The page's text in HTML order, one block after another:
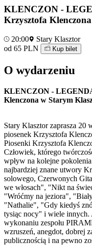
KLENCZON -
Krzysztofa Klenczona
20:00
Stary Klasztor
od 65 PLN
Kup bilet
O wydarzeniu
KLENCZON -
Klenczona w Starym
Stary Klasztor zaprasza 20
piosenek Krzysztofa
Piosenki Krzysztofa
Człowiek, którego
wpływ na kolejne
najbardziej znane utwory
solowego, Czerwonych
we włosach", "Nikt na
"Wróćmy na jeziora",
"Nathalie", "Gdy kiedyś
tysiąc nocy" i wiele
wykonaniu zespołu
wzruszeń, anegdot, dobrej
publicznością i na pewno